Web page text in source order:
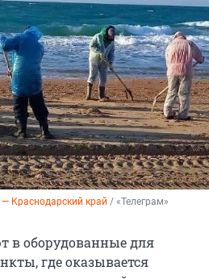
Краснодарский край / «Телеграм»
в оборудованные для
где оказывается